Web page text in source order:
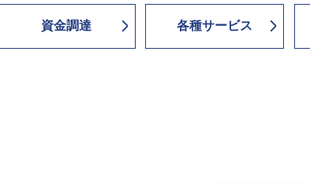
資金調達 各種サービス